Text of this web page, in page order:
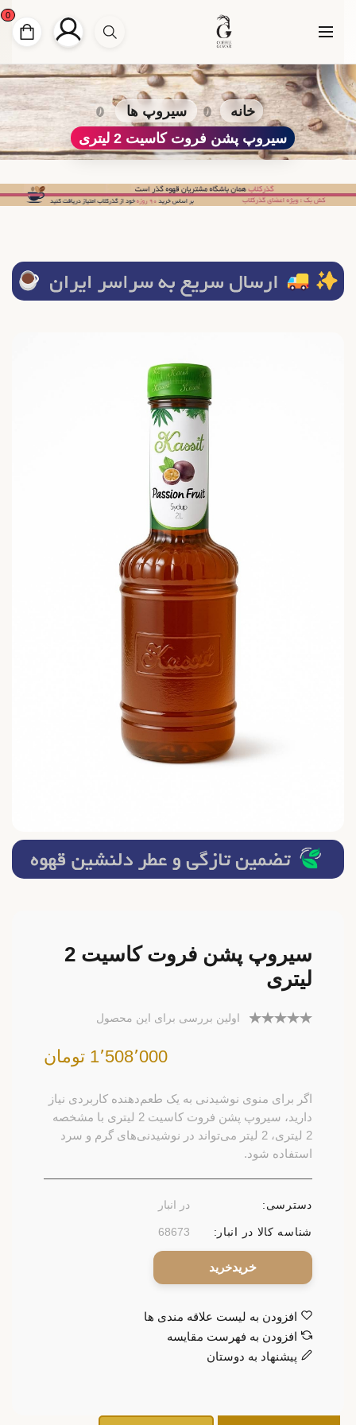
خانه
سیروپ ها
سیروپ پشن فروت کاسیت 2 لیتری
سیروپ پشن فروت کاسیت 2
لیتری
اولین بررسی برای این محصول
1٬508٬000 تومان
اگر برای منوی نوشیدنی به یک طعم‌دهنده کاربردی نیاز
دارید، سیروپ پشن فروت کاسیت 2 لیتری با مشخصه
2 لیتری، 2 لیتر می‌تواند در نوشیدنی‌های گرم و سرد
استفاده شود.
دسترسی: در انبار
شناسه کالا در انبار: 68673
خرید
افزودن به لیست علاقه مندی ها
افزودن به فهرست مقایسه
پیشنهاد به دوستان